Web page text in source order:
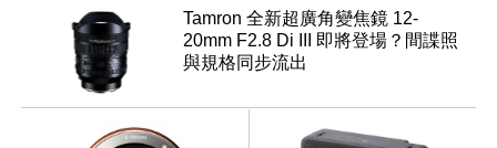
Tamron 全新超廣角變焦鏡 12-
20mm F2.8 Di III 即將登場？間諜照
與規格同步流出